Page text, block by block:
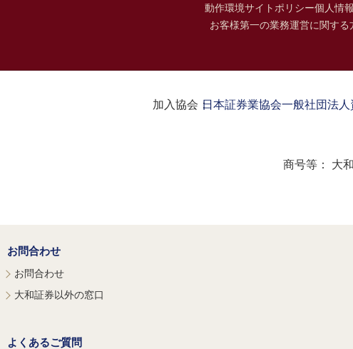
動作環境サイトポリシー個人情
お客様第一の業務運営に関する
加入協会：日本証券業協会一般社団法
商号等： 大
お問合わせ
お問合わせ
大和証券以外の窓口
よくあるご質問